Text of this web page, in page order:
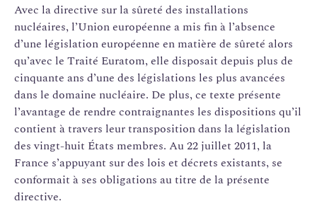
Avec la directive sur la sûreté des installations
nucléaires, l’Union européenne a mis fin à l’absence
d’une législation européenne en matière de sûreté alors
qu’avec le Traité Euratom, elle disposait depuis plus de
cinquante ans d’une des législations les plus avancées
dans le domaine nucléaire. De plus, ce texte présente
l’avantage de rendre contraignantes les dispositions qu’il
contient à travers leur transposition dans la législation
des vingt-huit États membres. Au 22 juillet 2011, la
France s’appuyant sur des lois et décrets existants, se
conformait à ses obligations au titre de la présente
directive.